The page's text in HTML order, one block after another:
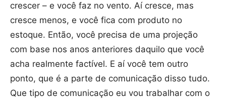
crescer – e você faz no vento. Aí cresce, mas
cresce menos, e você fica com produto no
estoque. Então, você precisa de uma projeção
com base nos anos anteriores daquilo que você
acha realmente factível. E aí você tem outro
ponto, que é a parte de comunicação disso tudo.
Que tipo de comunicação eu vou trabalhar com o